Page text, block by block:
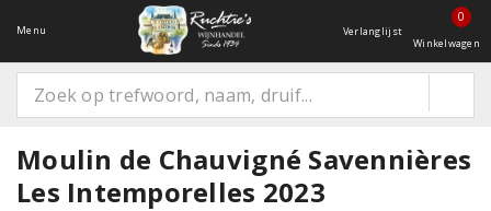
Menu Verlanglijst
0
Winkelwagen
Moulin de Chauvigné Savennières
Les Intemporelles 2023